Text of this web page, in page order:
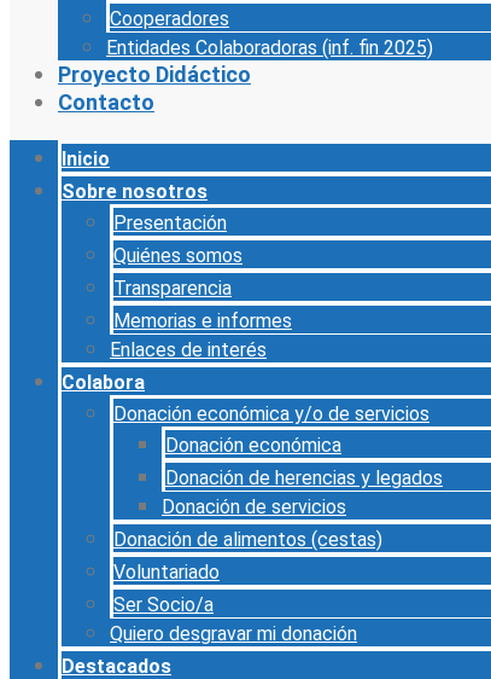
Cooperadores
Entidades Colaboradoras (inf. fin 2025)
Proyecto Didáctico
Contacto
Inicio
Sobre nosotros
Presentación
Quiénes somos
Transparencia
Memorias e informes
Enlaces de interés
Colabora
Donación económica y/o de servicios
Donación económica
Donación de herencias y legados
Donación de servicios
Donación de alimentos (cestas)
Voluntariado
Ser Socio/a
Quiero desgravar mi donación
Destacados